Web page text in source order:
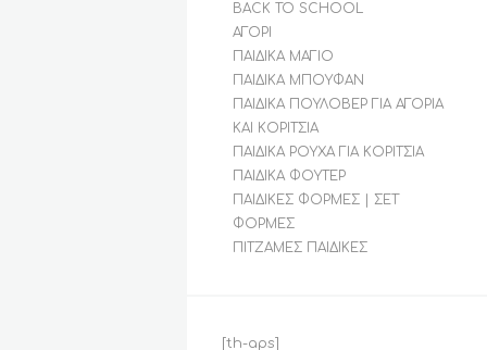
BACK TO SCHOOL
ΑΓΌΡΙ
ΠΑΙΔΙΚΆ ΜΑΓΙΌ
ΠΑΙΔΙΚΆ ΜΠΟΥΦΆΝ
ΠΑΙΔΙΚΆ ΠΟΥΛΌΒΕΡ ΓΙΑ ΑΓΌΡΙΑ
ΚΑΙ ΚΟΡΊΤΣΙΑ
ΠΑΙΔΙΚΆ ΡΟΎΧΑ ΓΙΑ ΚΟΡΊΤΣΙΑ
ΠΑΙΔΙΚΆ ΦΟΎΤΕΡ
ΠΑΙΔΙΚΈΣ ΦΌΡΜΕΣ | ΣΕΤ
ΦΌΡΜΕΣ
ΠΙΤΖΆΜΕΣ ΠΑΙΔΙΚΈΣ
[th-aps]